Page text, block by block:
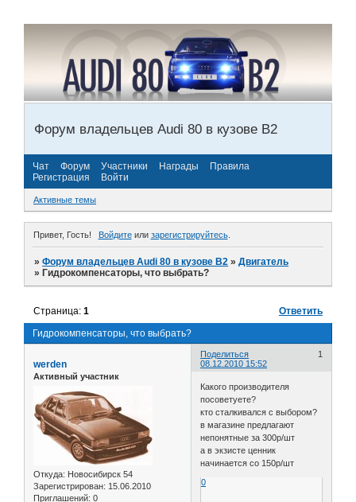
Форум владельцев Audi 80 в кузове В2
Чат Форум Участники Награды
Правила
Регистрация
Войти
Активные темы
Привет, Гость! Войдитеили зарегистрируйтесь.
»Форум владельцев Audi 80 в кузове В2 »Двигатель
»Гидрокомпенсаторы, что выбрать?
Гидрокомпенсаторы, что выбрать?
Страница:1 Ответить
Поделиться
1
08.12.2010 15:52
werden
Активный участник
Откуда: Новосибирск 54
Зарегистрирован: 15.06.2010
Приглашений: 0
Какого производителя
посоветуете?
кто сталкивался с выбором?
в магазине предлагают
непонятные за 300р/шт
а в экзисте ценник
начинается со 150р/шт
0